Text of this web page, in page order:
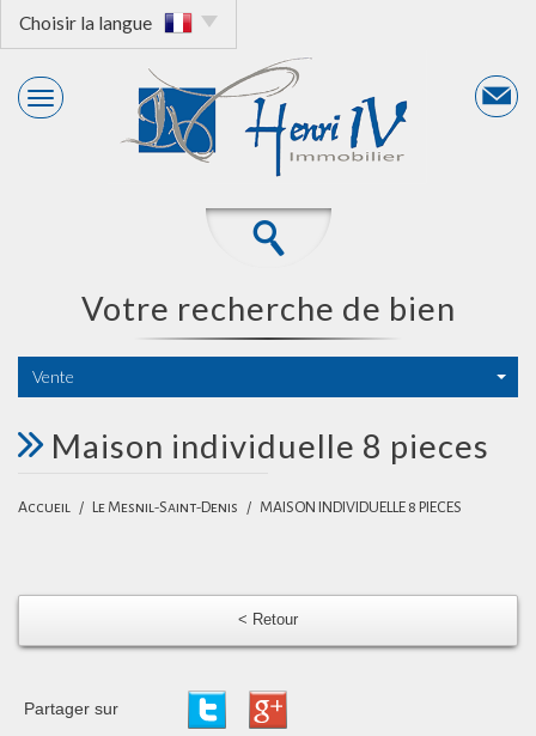
Choisir la langue
votre recherche de bien
Vente
maison individuelle 8 pieces
Accueil Le Mesnil-Saint-Denis MAISON INDIVIDUELLE 8 PIECES
< Retour
Partager sur